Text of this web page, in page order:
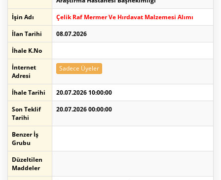
İşin Adı
Çelik Raf Mermer Ve Hırdavat Malzemesi Alımı
İlan Tarihi
08.07.2026
İhale K.No
İnternet
Adresi
Sadece Üyeler
İhale Tarihi
20.07.2026 10:00:00
Son Teklif
Tarihi
20.07.2026 00:00:00
Benzer İş
Grubu
Düzeltilen
Maddeler